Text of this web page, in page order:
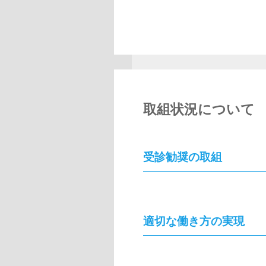
取組状況について
受診勧奨の取組
適切な働き方の実現